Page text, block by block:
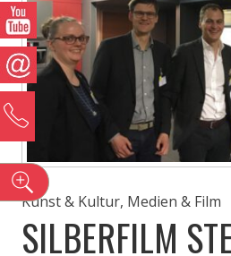
Kunst & Kultur, Medien & Film
SILBERFILM